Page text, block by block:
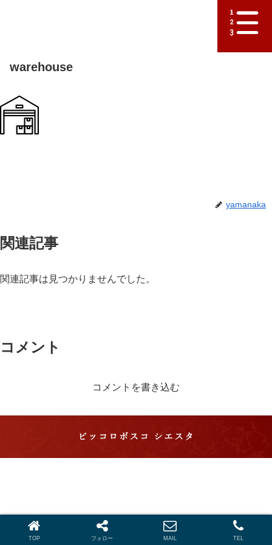
warehouse
yamanaka
関連記事
関連記事は見つかりませんでした。
コメント
コメントを書き込む
ピッコロボスコ シエスタ
格別のパーティーができるイタリアン
TOP フォロー MAIL TEL